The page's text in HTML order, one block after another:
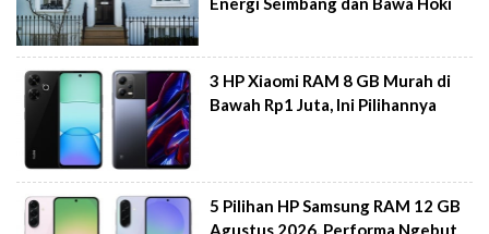
3 HP Xiaomi RAM 8 GB Murah di
Bawah Rp1 Juta, Ini Pilihannya
5 Pilihan HP Samsung RAM 12 GB
Agustus 2026, Performa Ngebut